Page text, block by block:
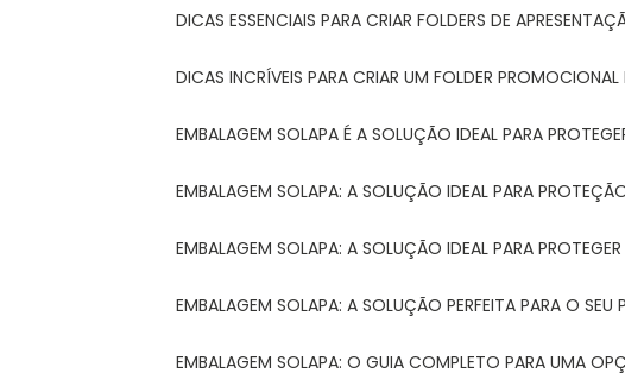
DICAS ESSENCIAIS PARA CRIAR FOLDERS DE
DICAS INCRÍVEIS PARA CRIAR UM FOLDER PROMOCIONAL
EMBALAGEM SOLAPA É A SOLUÇÃO IDEAL PARA
EMBALAGEM SOLAPA: A SOLUÇÃO IDEAL PARA
EMBALAGEM SOLAPA: A SOLUÇÃO IDEAL PARA
EMBALAGEM SOLAPA: A SOLUÇÃO PERFEITA PARA O SEU
EMBALAGEM SOLAPA: O GUIA COMPLETO PARA UMA